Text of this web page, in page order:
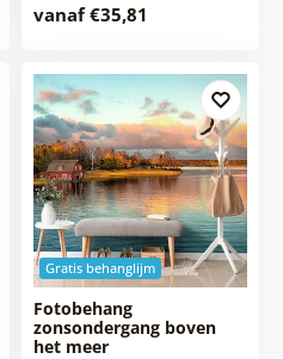
vanaf €35,81
Gratis behanglijm
Fotobehang
zonsondergang boven
het meer